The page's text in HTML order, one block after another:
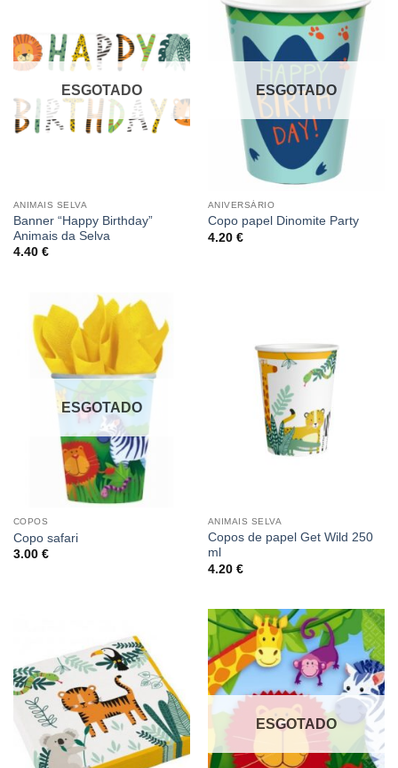
ESGOTADO
ANIMAIS SELVA
Banner “Happy Birthday”
Animais da Selva
4.40 €
ESGOTADO
ANIVERSÁRIO
Copo papel Dinomite Party
4.20 €
ESGOTADO
COPOS
Copo safari
3.00 €
ANIMAIS SELVA
Copos de papel Get Wild 250
ml
4.20 €
ESGOTADO